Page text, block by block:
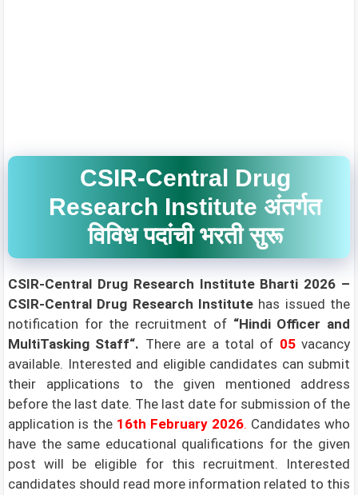
CSIR-Central Drug
Research Institute अंतर्गत
विविध पदांची भरती सुरू
CSIR-Central Drug Research Institute Bharti 2026 –
CSIR-Central Drug Research Institute has issued the
notification for the recruitment of “Hindi Officer and
MultiTasking Staff“. There are a total of 05 vacancy
available. Interested and eligible candidates can submit
their applications to the given mentioned address
before the last date. The last date for submission of the
application is the 16th February 2026. Candidates who
have the same educational qualifications for the given
post will be eligible for this recruitment. Interested
candidates should read more information related to this